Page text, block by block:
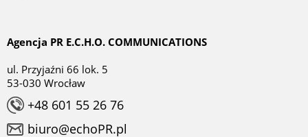
Agencja PR E.C.H.O. COMMUNICATIONS
ul. Przyjaźni 66 lok. 5
53-030 Wrocław
+48 601 55 26 76
biuro@echoPR.pl